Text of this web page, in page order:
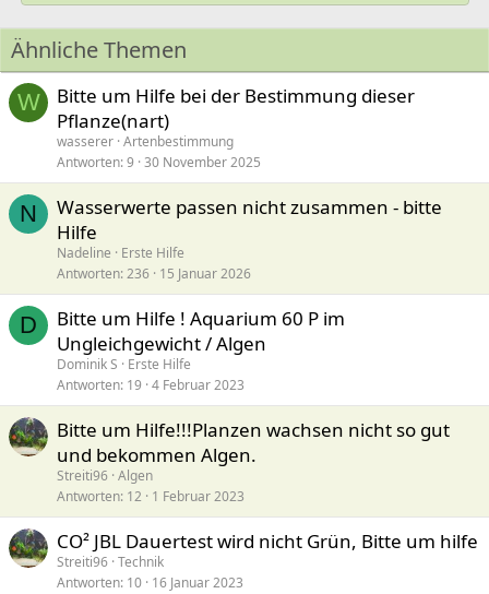
Ähnliche Themen
W
Bitte um Hilfe bei der Bestimmung dieser
Pflanze(nart)
wasserer Artenbestimmung
Antworten 9 30 November 2025
N
Wasserwerte passen nicht zusammen - bitte
Hilfe
Nadeline
Erste Hilfe
Antworten 236 15 Januar 2026
D
Bitte um Hilfe ! Aquarium 60 P im
Ungleichgewicht / Algen
Dominik S
Erste Hilfe
Antworten 19 4 Februar 2023
Bitte um Hilfe!!!Planzen wachsen nicht so gut
und bekommen Algen.
Streiti96 Algen
Antworten 12 1 Februar 2023
CO² JBL Dauertest wird nicht Grün, Bitte um hilfe
Streiti96 Technik
Antworten 10 16 Januar 2023